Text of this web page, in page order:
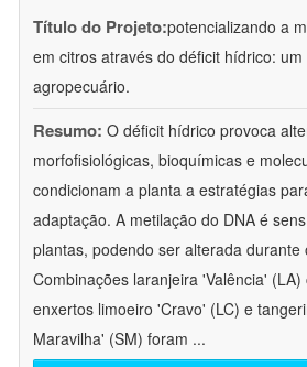
Título do Projeto:potencializando a
em citros através do déficit hídrico:
agropecuário.
Resumo: O déficit hídrico provoca
morfofisiológicas, bioquímicas e
condicionam a planta a estratégias
adaptação. A metilação do DNA é
plantas, podendo ser alterada durante
Combinações laranjeira 'Valência'
enxertos limoeiro 'Cravo' (LC) e
Maravilha' (SM) foram ...